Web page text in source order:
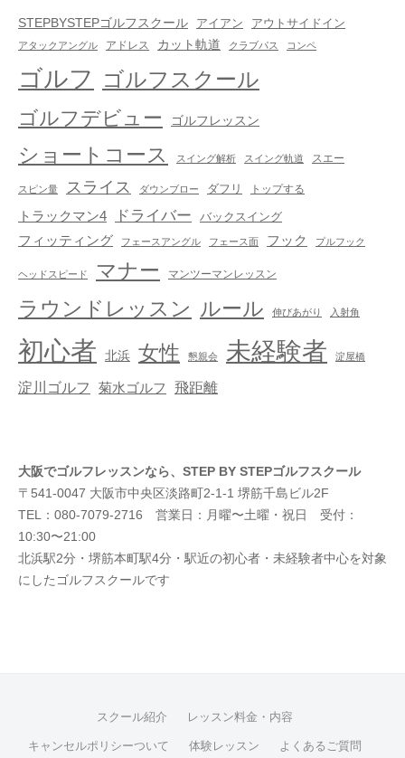
STEPBYSTEPゴルフスクール アイアン アウトサイドイン
アタックアングル アドレス カット軌道 クラブパス コンペ
ゴルフ ゴルフスクール
ゴルフデビュー ゴルフレッスン
ショートコース スイング解析 スイング軌道 スエー
スピン量 スライス ダウンブロー ダフリ トップする
トラックマン4 ドライバー バックスイング
フィッティング フェースアングル フェース面 フック プルフック
ヘッドスピード マナー マンツーマンレッスン
ラウンドレッスン ルール 伸びあがり 入射角
初心者 北浜 女性 懇親会 未経験者 淀屋橋
淀川ゴルフ 菊水ゴルフ 飛距離
大阪でゴルフレッスンなら、STEP BY STEPゴルフスクール
〒541-0047 大阪市中央区淡路町2-1-1 堺筋千島ビル2F
TEL：080-7079-2716 営業日：月曜〜土曜・祝日 受付：
10:30〜21:00
北浜駅2分・堺筋本町駅4分・駅近の初心者・未経験者中心を対象
にしたゴルフスクールです
スクール紹介 レッスン料金・内容
キャンセルポリシーついて 体験レッスン よくあるご質問